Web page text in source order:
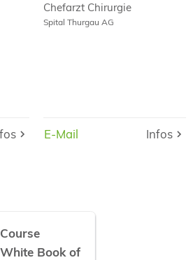
Chefarzt Chirurgie
Spital Thurgau AG
E-Mail Infos
E-Mail Infos
Book of